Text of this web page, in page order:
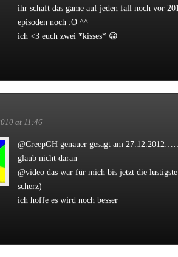
ihr schaft das game auf jeden fall noch vor
episoden noch :O ^^
ich <3 euch zwei *kisses* 😀
at 11:46
@CreepGH genauer gesagt am
glaub nicht daran
@video das war für mich bis jetzt die
scherz)
ich hoffe es wird noch besser